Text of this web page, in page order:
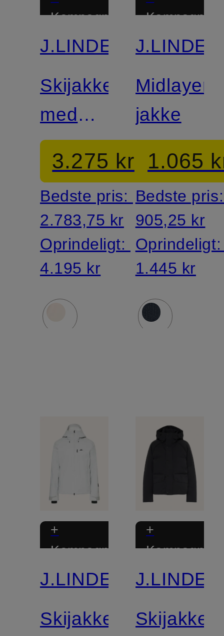
Kampagnerabat
J.LINDEBERG
Skijakke
med
dunfyld
3.275 kr
Bedste pris:
2.783,75 kr
Oprindeligt:
4.195 kr
Midlayer-
jakke
1.065
Bedste
905,25 kr
1.445 kr
+
Kampagnerabat
J.LINDEBERG
Skijakke
+
Skijakke